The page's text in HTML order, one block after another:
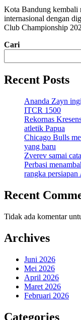
Kota Bandung kembali
internasional dengan
Club Championship
Cari
Recent Posts
Ananda Zayn
ITCR 1500
Rekornas
atletik Papua
Chicago Bulls
yang baru
Zverev samai
Perbasi
rangka persiapan
Recent
Tidak ada komentar
Archives
Juni 2026
Mei 2026
April 2026
Maret 2026
Februari 2026
Categories